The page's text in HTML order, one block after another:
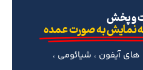
و پخش
به صورت عمده
آیفون ، شیائومی ،